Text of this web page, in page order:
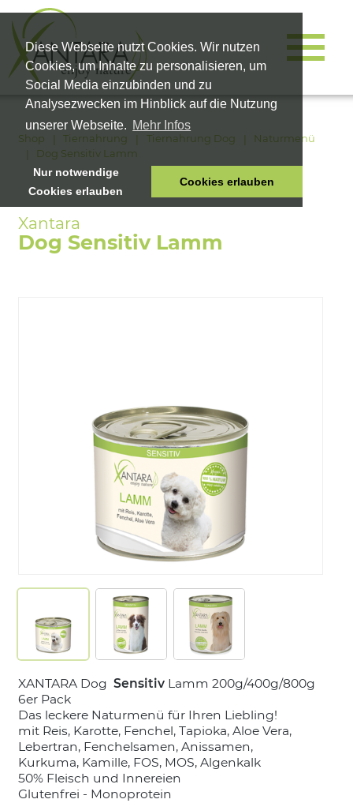
Diese Webseite nutzt Cookies. Wir nutzen
Cookies, um Inhalte zu personalisieren, um
Social Media einzubinden und zu
Analysezwecken im Hinblick auf die Nutzung
unserer Webseite. Mehr Infos
Nur notwendige
Cookies erlauben
Cookies erlauben
HOME
TIERNAHRUNG
VITALPRODUKTE
Shop Tiernahrung Tiernahrung Dog
Naturmenü
Dog Sensitiv Lamm
Dog Sensitiv Lamm
XANTARA Dog SensitivLamm 200g/400g/800g
6er Pack
Das leckere Naturmenü für Ihren Liebling!
mit Reis, Karotte, Fenchel, Tapioka, Aloe Vera,
Lebertran, Fenchelsamen, Anissamen,
Kurkuma, Kamille, FOS, MOS, Algenkalk
50% Fleisch und Innereien
Glutenfrei - Monoprotein